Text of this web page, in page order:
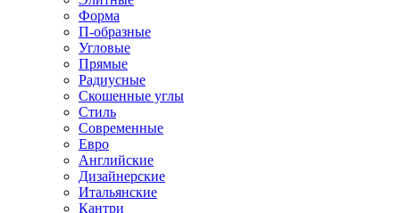
Форма
П-образные
Угловые
Прямые
Радиусные
Скошенные углы
Стиль
Современные
Евро
Английские
Дизайнерские
Итальянские
Кантри